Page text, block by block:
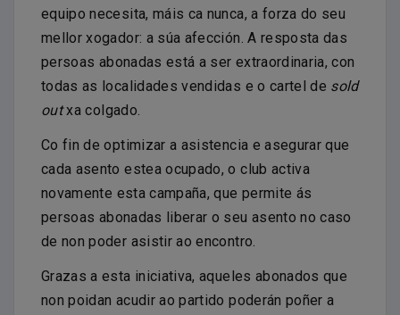
equipo necesita, máis ca nunca, a forza do seu
mellor xogador: a súa afección. A resposta das
persoas abonadas está a ser extraordinaria, con
todas as localidades vendidas e o cartel de sold
outxa colgado.
Co fin de optimizar a asistencia e asegurar que
cada asento estea ocupado, o club activa
novamente esta campaña, que permite ás
persoas abonadas liberar o seu asento no caso
de non poder asistir ao encontro.
Grazas a esta iniciativa, aqueles abonados que
non poidan acudir ao partido poderán poñer a